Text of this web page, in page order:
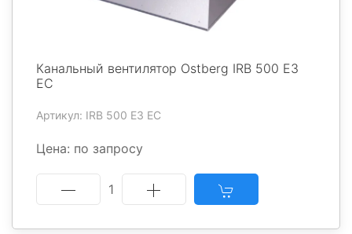
Канальный вентилятор Ostberg IRB 500 E3
EC
Артикул: IRB 500 E3 EC
Цена: по запросу
1